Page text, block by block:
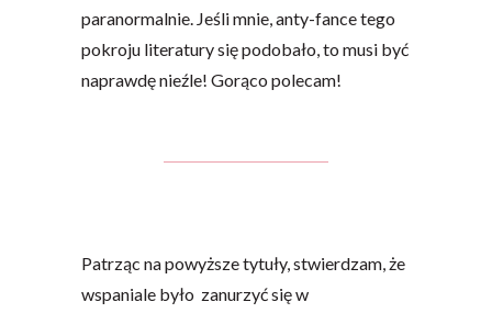
paranormalnie. Jeśli mnie, anty-fance tego
pokroju literatury się podobało, to musi być
naprawdę nieźle! Gorąco polecam!
Patrząc na powyższe tytuły, stwierdzam, że
wspaniale było zanurzyć się w